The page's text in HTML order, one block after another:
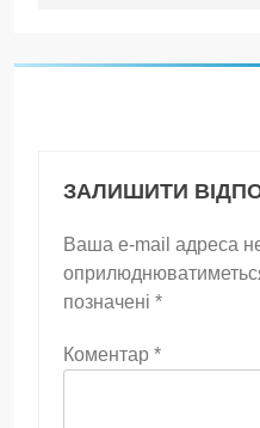
ЗАЛИШИТИ
Ваша e-mail адреса
позначені *
Коментар *